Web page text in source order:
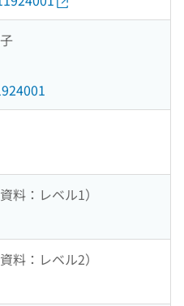
料：レベル1）
料：レベル2）